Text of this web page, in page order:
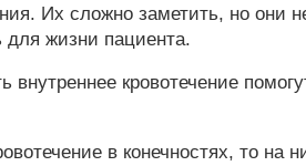
Их сложно заметить, но они
для жизни пациента.
внутреннее кровотечение
в конечностях, то